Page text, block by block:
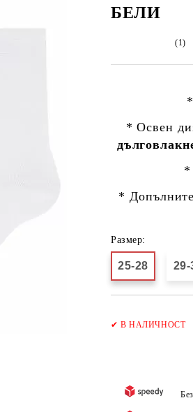
БЕЛИ
(1)
* Освен
*
*
Размер:
25-28 29-
✔В НАЛИЧНОСТ